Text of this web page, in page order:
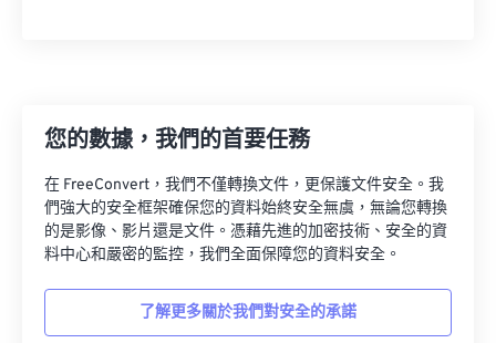
您的數據，我們的首要任務
在 FreeConvert，我們不僅轉換文件，更保護文件安全。我
們強大的安全框架確保您的資料始終安全無虞，無論您轉換
的是影像、影片還是文件。憑藉先進的加密技術、安全的資
料中心和嚴密的監控，我們全面保障您的資料安全。
了解更多關於我們對安全的承諾